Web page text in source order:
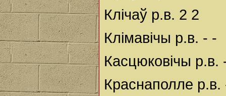
Клічаў р.в. 2 2
Клімавічы р.в. - -
Касцюковічы р.в.
Краснаполле р.в.